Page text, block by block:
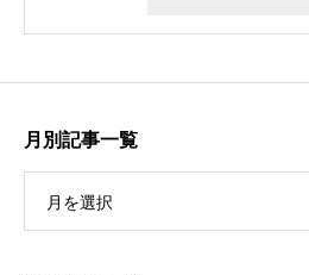
月別記事一覧
月を選択